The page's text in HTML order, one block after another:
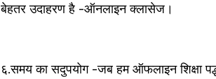
बेहतर उदाहरण है -ऑनलाइन क्लासेज।
६.समय का सदुपयोग -जब हम ऑफलाइन शिक्षा